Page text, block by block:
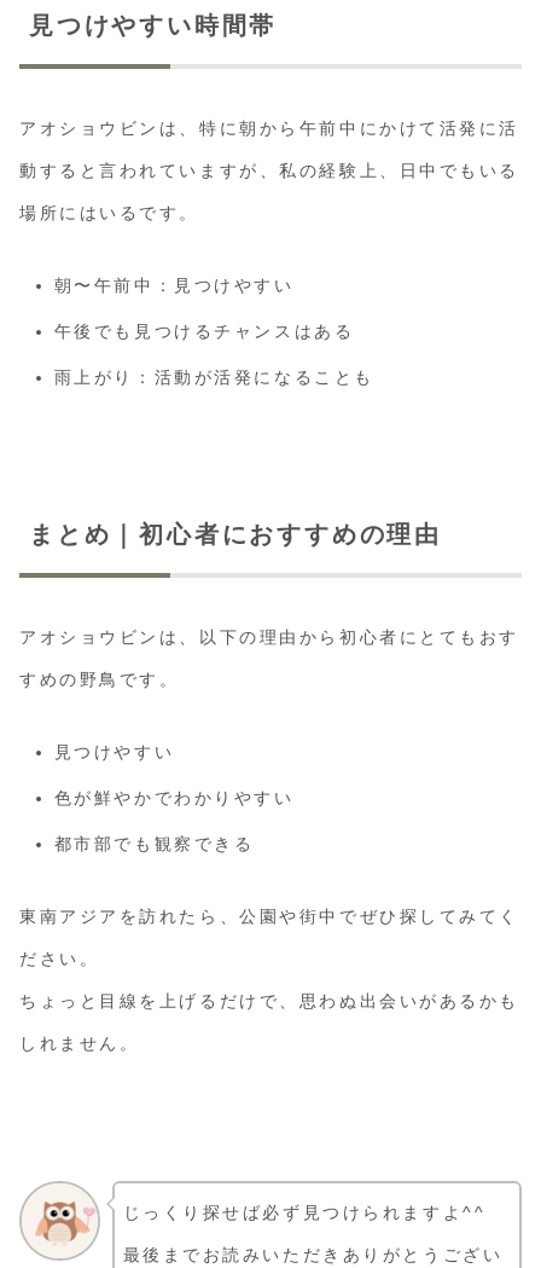
見つけやすい時間帯
アオショウビンは、特に朝から午前中にかけて活発に活
動すると言われていますが、私の経験上、日中でもいる
場所にはいるです。
朝〜午前中：見つけやすい
午後でも見つけるチャンスはある
雨上がり：活動が活発になることも
まとめ｜初心者におすすめの理由
アオショウビンは、以下の理由から初心者にとてもおす
すめの野鳥です。
見つけやすい
色が鮮やかでわかりやすい
都市部でも観察できる
東南アジアを訪れたら、公園や街中でぜひ探してみてく
ださい。
ちょっと目線を上げるだけで、思わぬ出会いがあるかも
しれません。
じっくり探せば必ず見つけられますよ^^
最後までお読みいただきありがとうござい